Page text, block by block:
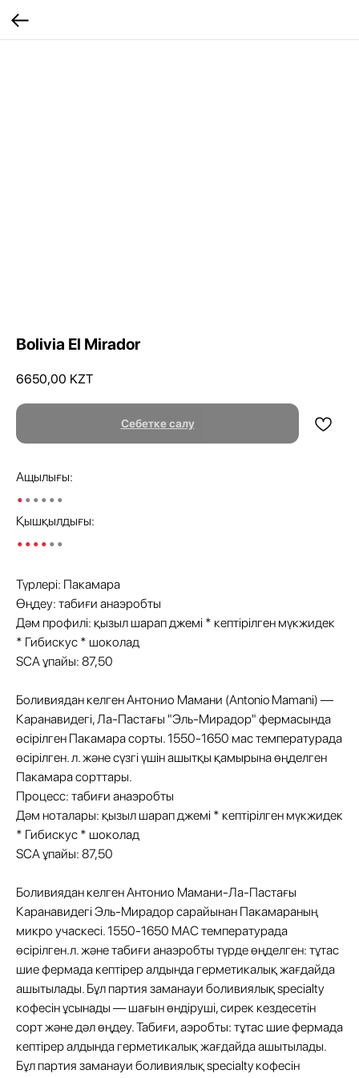
Bolivia El Mirador
6650,00 KZT
Себетке салу
Ащылығы:
••••••
Қышқылдығы:
••••••
Түрлері: Пакамара
Өңдеу: табиғи анаэробты
Дәм профилі: қызыл шарап джемі * кептірілген мүкжидек
* Гибискус * шоколад
SCA ұпайы: 87,50
Боливиядан келген Антонио Мамани (Antonio Mamani) —
Каранавидегі, Ла-Пастағы "Эль-Мирадор" фермасында
өсірілген Пакамара сорты. 1550-1650 мас температурада
өсірілген. л. және сүзгі үшін ашытқы қамырына өңделген
Пакамара сорттары.
Процесс: табиғи анаэробты
Дәм ноталары: қызыл шарап джемі * кептірілген мүкжидек
* Гибискус * шоколад
SCA ұпайы: 87,50
Боливиядан келген Антонио Мамани-Ла-Пастағы
Каранавидегі Эль-Мирадор сарайынан Пакамараның
микро учаскесі. 1550-1650 МАС температурада
өсірілген.л. және табиғи анаэробты түрде өңделген: тұтас
шие фермада кептірер алдында герметикалық жағдайда
ашытылады. Бұл партия заманауи боливиялық specialty
кофесін ұсынады — шағын өндіруші, сирек кездесетін
сорт және дәл өңдеу. Табиғи, аэробты: тұтас шие фермада
кептірер алдында герметикалық жағдайда ашытылады.
Бұл партия заманауи боливиялық specialty кофесін